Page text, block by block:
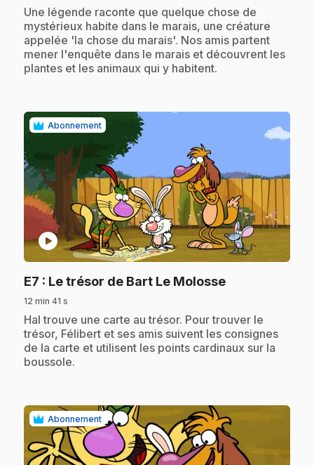
.Une légende raconte que quelque chose de
mystérieux habite dans le marais, une créature
appelée 'la chose du marais'. Nos amis partent
mener l'enquête dans le marais et découvrent les
plantes et les animaux qui y habitent.
Abonnement
play_circle
E7 : Le trésor de Bart Le Molosse.
12 min 41 s
.Hal trouve une carte au trésor. Pour trouver le
trésor, Félibert et ses amis suivent les consignes
de la carte et utilisent les points cardinaux sur la
boussole.
Abonnement